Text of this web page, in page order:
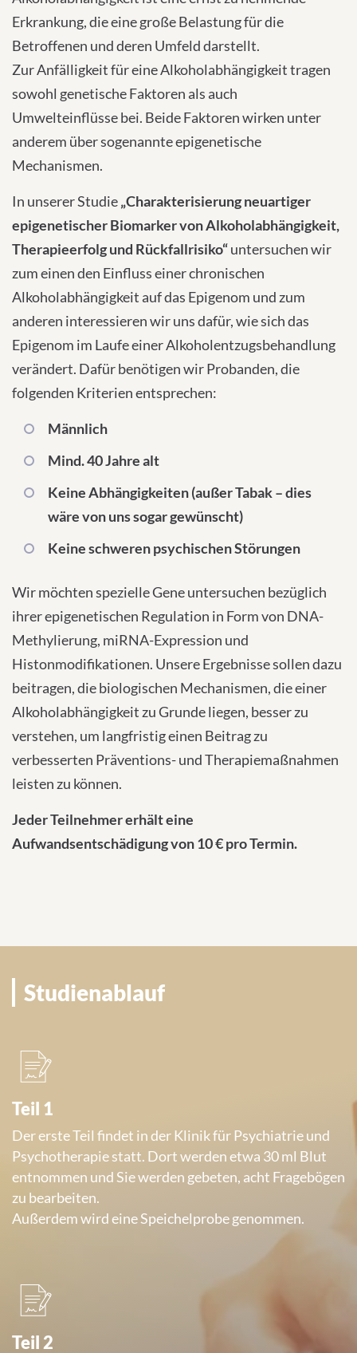
Erkrankung, die eine große Belastung für die
Betroffenen und deren Umfeld darstellt.
Zur Anfälligkeit für eine Alkoholabhängigkeit tragen
sowohl genetische Faktoren als auch
Umwelteinflüsse bei. Beide Faktoren wirken unter
anderem über sogenannte epigenetische
Mechanismen.
In unserer Studie„Charakterisierung neuartiger
epigenetischer Biomarker von Alkoholabhängigkeit,
Therapieerfolg und Rückfallrisiko“untersuchen wir
zum einen den Einfluss einer chronischen
Alkoholabhängigkeit auf das Epigenom und zum
anderen interessieren wir uns dafür, wie sich das
Epigenom im Laufe einer Alkoholentzugsbehandlung
verändert. Dafür benötigen wir Probanden, die
folgenden Kriterien entsprechen:
Männlich
Mind. 40 Jahre alt
Keine Abhängigkeiten (außer Tabak – dies
wäre von uns sogar gewünscht)
Keine schweren psychischen Störungen
Wir möchten spezielle Gene untersuchen bezüglich
ihrer epigenetischen Regulation in Form von DNA-
Methylierung, miRNA-Expression und
Histonmodifikationen. Unsere Ergebnisse sollen dazu
beitragen, die biologischen Mechanismen, die einer
Alkoholabhängigkeit zu Grunde liegen, besser zu
verstehen, um langfristig einen Beitrag zu
verbesserten Präventions- und Therapiemaßnahmen
leisten zu können.
Jeder Teilnehmer erhält eine
Aufwandsentschädigung von 10 € pro Termin.
Studienablauf
Teil 1
Der erste Teil findet in der Klinik für Psychiatrie und
Psychotherapie statt. Dort werden etwa 30 ml Blut
entnommen und Sie werden gebeten, acht Fragebögen
zu bearbeiten.
Außerdem wird eine Speichelprobe genommen.
Teil 2